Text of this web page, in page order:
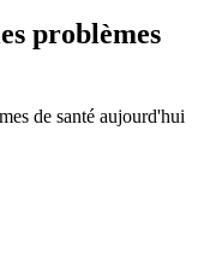
problèmes
de santé aujourd'hui